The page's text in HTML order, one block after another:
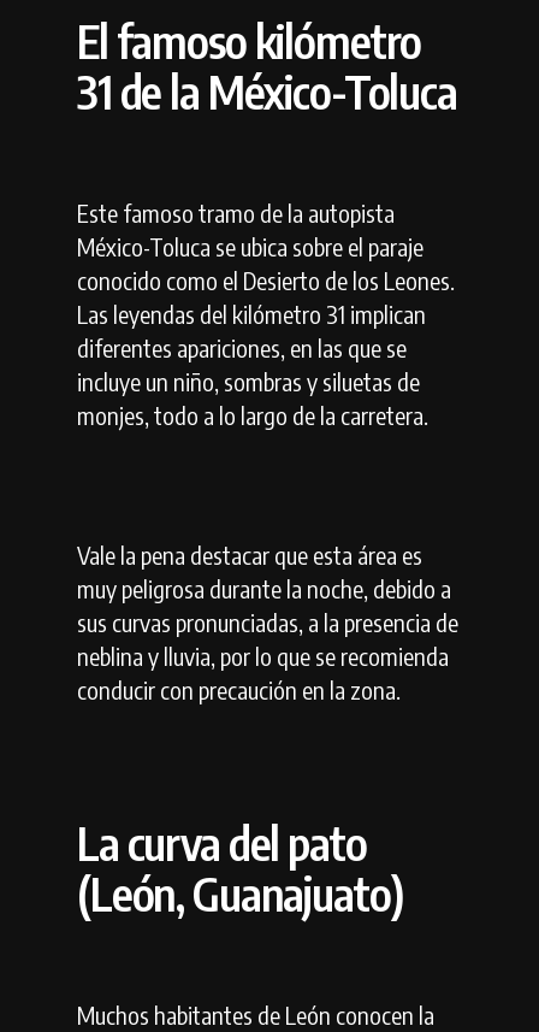
El famoso kilómetro
31 de la México-Toluca
Este famoso tramo de la autopista
México-Toluca se ubica sobre el paraje
conocido como el Desierto de los Leones.
Las leyendas del kilómetro 31 implican
diferentes apariciones, en las que se
incluye un niño, sombras y siluetas de
monjes, todo a lo largo de la carretera.
Vale la pena destacar que esta área es
muy peligrosa durante la noche, debido a
sus curvas pronunciadas, a la presencia de
neblina y lluvia, por lo que se recomienda
conducir con precaución en la zona.
La curva del pato
(León, Guanajuato)
Muchos habitantes de León conocen la